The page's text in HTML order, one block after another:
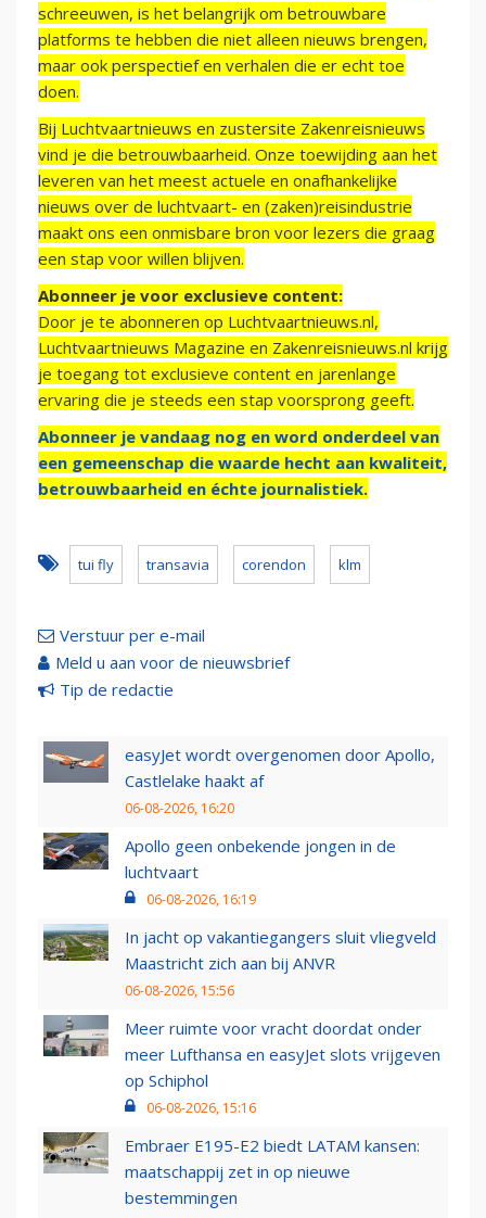
schreeuwen, is het belangrijk om betrouwbare
platforms te hebben die niet alleen nieuws brengen,
maar ook perspectief en verhalen die er echt toe
doen.
Bij Luchtvaartnieuws en zustersite Zakenreisnieuws
vind je die betrouwbaarheid. Onze toewijding aan het
leveren van het meest actuele en onafhankelijke
nieuws over de luchtvaart- en (zaken)reisindustrie
maakt ons een onmisbare bron voor lezers die graag
een stap voor willen blijven.
Abonneer je voor exclusieve content:
Door je te abonneren op Luchtvaartnieuws.nl,
Luchtvaartnieuws Magazine en Zakenreisnieuws.nl krijg
je toegang tot exclusieve content en jarenlange
ervaring die je steeds een stap voorsprong geeft.
Abonneer je vandaag nog en word onderdeel van
een gemeenschap die waarde hecht aan kwaliteit,
betrouwbaarheid en échte journalistiek.
tui fly transavia corendon klm
Verstuur per e-mail
Meld u aan voor de nieuwsbrief
Tip de redactie
easyJet wordt overgenomen door Apollo,
Castlelake haakt af
06-08-2026, 16:20
Apollo geen onbekende jongen in de
luchtvaart
06-08-2026, 16:19
In jacht op vakantiegangers sluit vliegveld
Maastricht zich aan bij ANVR
06-08-2026, 15:56
Meer ruimte voor vracht doordat onder
meer Lufthansa en easyJet slots vrijgeven
op Schiphol
06-08-2026, 15:16
Embraer E195-E2 biedt LATAM kansen:
maatschappij zet in op nieuwe
bestemmingen